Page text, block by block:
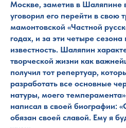
Москве, заметив в
уговорил его перейти в свою
мамонтовской «Частной
годах, и за эти четыре
известность. Шаляпин
творческой жизни как
получил тот репертуар,
разработать все основные
натуры, моего
написал в своей биографии:
обязан своей славой. Ему я